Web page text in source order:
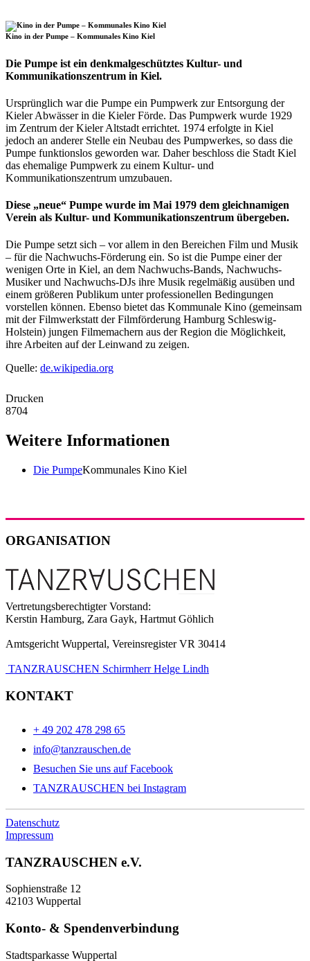
Kino in der Pumpe – Kommunales Kino Kiel
Die Pumpe ist ein denkmalgeschütztes Kultur- und
Kommunikationszentrum in Kiel.
Ursprünglich war die Pumpe ein Pumpwerk zur Entsorgung der
Kieler Abwässer in die Kieler Förde. Das Pumpwerk wurde 1929
im Zentrum der Kieler Altstadt errichtet. 1974 erfolgte in Kiel
jedoch an anderer Stelle ein Neubau des Pumpwerkes, so dass die
Pumpe funktionslos geworden war. Daher beschloss die Stadt Kiel
das ehemalige Pumpwerk zu einem Kultur- und
Kommunikationszentrum umzubauen.
Diese „neue“ Pumpe wurde im Mai 1979 dem gleichnamigen
Verein als Kultur- und Kommunikationszentrum übergeben.
Die Pumpe setzt sich – vor allem in den Bereichen Film und Musik
– für die Nachwuchs-Förderung ein. So ist die Pumpe einer der
wenigen Orte in Kiel, an dem Nachwuchs-Bands, Nachwuchs-
Musiker und Nachwuchs-DJs ihre Musik regelmäßig ausüben und
einem größeren Publikum unter professionellen Bedingungen
vorstellen können. Ebenso bietet das Kommunale Kino (gemeinsam
mit der Filmwerkstatt der Filmförderung Hamburg Schleswig-
Holstein) jungen Filmemachern aus der Region die Möglichkeit,
ihre Arbeiten auf der Leinwand zu zeigen.
Quelle: de.wikipedia.org
Drucken
8704
Weitere Informationen
Die PumpeKommunales Kino Kiel
ORGANISATION
Vertretungsberechtigter Vorstand:
Kerstin Hamburg, Zara Gayk, Hartmut Göhlich
Amtsgericht Wuppertal, Vereinsregister VR 30414
TANZRAUSCHEN Schirmherr Helge Lindh
KONTAKT
+ 49 202 478 298 65
info@tanzrauschen.de
Besuchen Sie uns auf Facebook
TANZRAUSCHEN bei Instagram
Datenschutz
Impressum
TANZRAUSCHEN e.V.
Sophienstraße 12
42103 Wuppertal
Konto- & Spendenverbindung
Stadtsparkasse Wuppertal